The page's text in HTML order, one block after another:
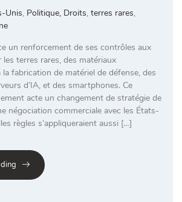
Unis, Politique, Droits, terres rares,
un renforcement de ses contrôles aux
terres rares, des matériaux
la fabrication de matériel de défense, des
d’IA, et des smartphones. Ce
acte un changement de stratégie de
négociation commerciale avec les États-
règles s’appliqueraient aussi […]